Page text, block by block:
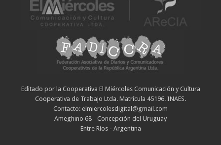
Editado por la Cooperativa El Miércoles Comunicación y Cultura
Cooperativa de Trabajo Ltda. Matrícula 45196. INAES.
Contacto: elmiercolesdigital@gmail.com
Ameghino 68 - Concepción del Uruguay
Entre Ríos - Argentina